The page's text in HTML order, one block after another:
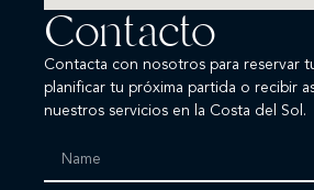
Contacto
Contacta con nosotros para reservar
planificar tu próxima partida o recibir
nuestros servicios en la Costa del Sol.